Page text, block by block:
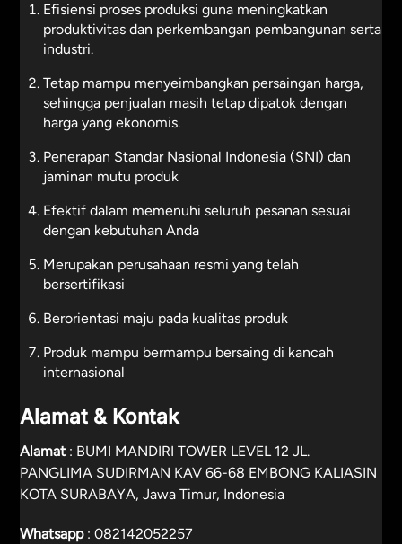
Efisiensi proses produksi guna meningkatkan
produktivitas dan perkembangan pembangunan serta
industri.
Tetap mampu menyeimbangkan persaingan harga,
sehingga penjualan masih tetap dipatok dengan
harga yang ekonomis.
Penerapan Standar Nasional Indonesia (SNI) dan
jaminan mutu produk
Efektif dalam memenuhi seluruh pesanan sesuai
dengan kebutuhan Anda
Merupakan perusahaan resmi yang telah
bersertifikasi
Berorientasi maju pada kualitas produk
Produk mampu bermampu bersaing di kancah
internasional
Alamat & Kontak
Alamat : BUMI MANDIRI TOWER LEVEL 12 JL.
PANGLIMA SUDIRMAN KAV 66-68 EMBONG KALIASIN
KOTA SURABAYA, Jawa Timur, Indonesia
Whatsapp:082142052257